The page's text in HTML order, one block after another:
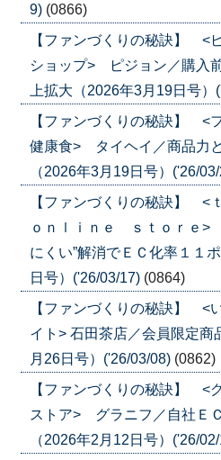
9) (0866)
【ファンづくりの秘訣】 <
ショップ> ピジョン／購入
上拡大（2026年3月19日号）
【ファンづくりの秘訣】 <
健康食> タイヘイ／商品力
（2026年3月19日号）('26/
【ファンづくりの秘訣】
ｏｎｌｉｎｅ ｓｔｏｒｅ>
にくい”解消でＥＣ化率１１
日号）('26/03/17) (0864)
【ファンづくりの秘訣】 <
イト> 石田茶店／会員限定商
月26日号）('26/03/08) (0862)
【ファンづくりの秘訣】 <
ストア> グラニフ／自社Ｅ
（2026年2月12日号）('26/